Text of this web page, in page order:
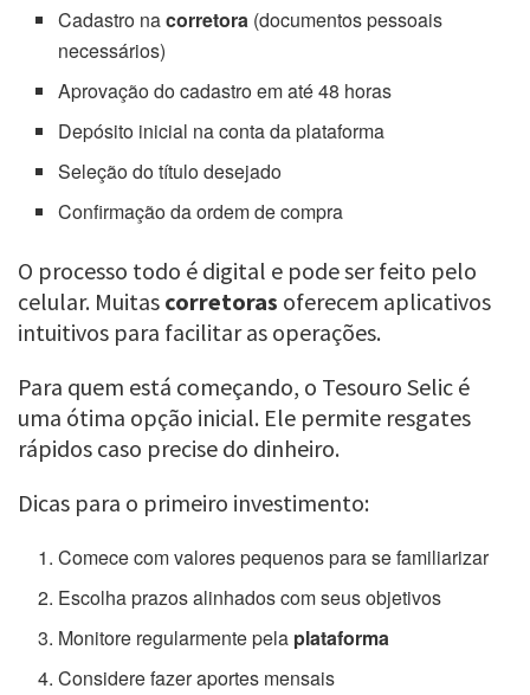
Cadastro nacorretora (documentos pessoais
necessários)
Aprovação do cadastro em até 48 horas
Depósito inicial na conta da plataforma
Seleção do título desejado
Confirmação da ordem de compra
O processo todo é digital e pode ser feito pelo
celular. Muitas corretoras oferecem aplicativos
intuitivos para facilitar as operações.
Para quem está começando, o Tesouro Selic é
uma ótima opção inicial. Ele permite resgates
rápidos caso precise do dinheiro.
Dicas para o primeiro investimento:
Comece com valores pequenos para se familiarizar
Escolha prazos alinhados com seus objetivos
Monitore regularmente pela plataforma
Considere fazer aportes mensais